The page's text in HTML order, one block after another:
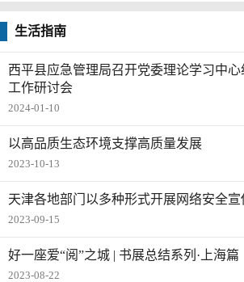
生活指南
西平县应急管理局召开党委理论学习中
工作研讨会
2024-01-10
以高品质生态环境支撑高质量发展
2023-10-13
天津各地部门以多种形式开展网络安全
2023-09-15
好一座爱“阅”之城 | 书展总结系列·上海篇
2023-08-22